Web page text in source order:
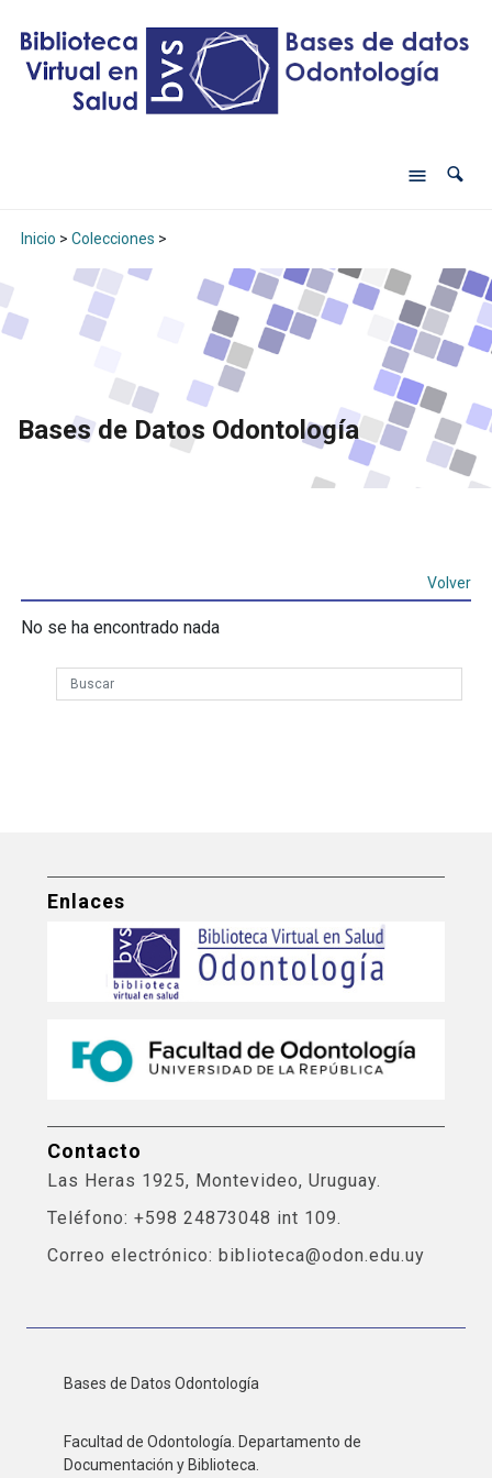
Inicio > Colecciones >
Bases de Datos Odontología
Volver
No se ha encontrado nada
Enlaces
Contacto
Las Heras 1925, Montevideo, Uruguay.
Teléfono: +598 24873048 int 109.
Correo electrónico: biblioteca@odon.edu.uy
Bases de Datos Odontología
Facultad de Odontología. Departamento de
Documentación y Biblioteca.